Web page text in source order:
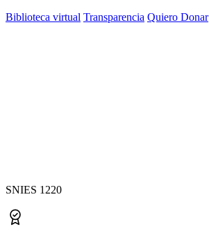
Biblioteca virtual Transparencia Quiero Donar
SNIES 1220